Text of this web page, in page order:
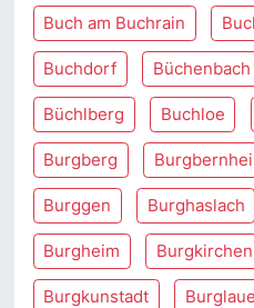
Buch am Buchrain
Buchdorf Büchenbach
Büchlberg Buchloe
Burgberg
Burggen Burghaslach
Burgheim
Burgkunstadt